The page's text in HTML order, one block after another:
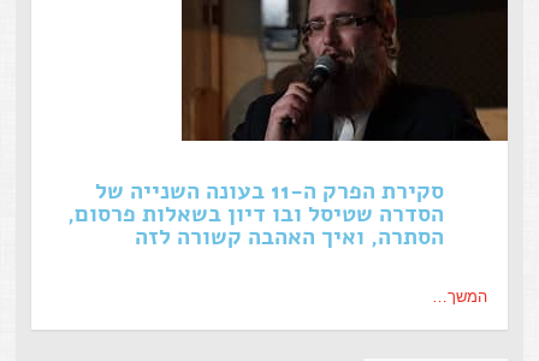
סקירת הפרק ה-11 בעונה השנייה של
הסדרה שטיסל ובו דיון בשאלות פרסום,
הסתרה, ואיך האהבה קשורה לזה
המשך…